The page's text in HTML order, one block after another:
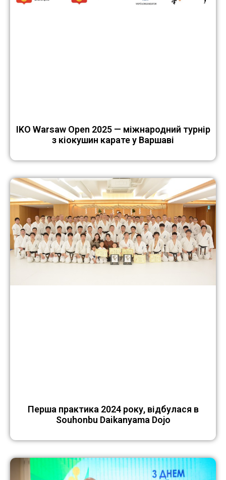
IKO Warsaw Open 2025 — міжнародний турнір
з кіокушин карате у Варшаві
Перша практика 2024 року, відбулася в
Souhonbu Daikanyama Dojo